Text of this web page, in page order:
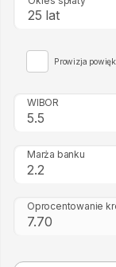
25 lat
Prowizja
WIBOR
Marża banku
Oprocentowanie